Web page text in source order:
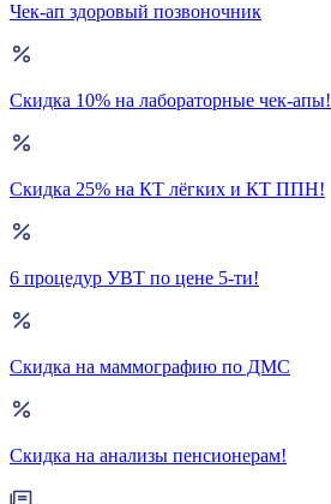
Чек-ап здоровый позвоночник
Скидка 10% на лабораторные чек-апы!
Скидка 25% на КТ лёгких и КТ ППН!
6 процедур УВТ по цене 5-ти!
Скидка на маммографию по ДМС
Скидка на анализы пенсионерам!